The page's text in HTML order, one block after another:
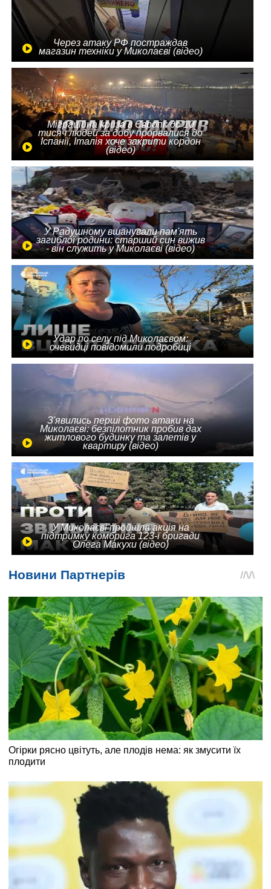
Через атаку РФ постраждав
магазин техніки у Миколаєві (відео)
Міграційна криза в Європі: до 10
тисяч людей за добу прорвалися до
Іспанії, Італія хоче закрити кордон
(відео)
У Радушному вшанували пам'ять
загиблої родини: старший син вижив
- він служить у Миколаєві (відео)
Удар по селу під Миколаєвом:
очевидці повідомили подробиці
З'явились перші фото атаки на
Миколаєві: безпілотник пробив дах
житлового будинку та залетів у
квартиру (відео)
У Миколаєві пройшла акція на
підтримку комбрига 123-ї бригади
Олега Макухи (відео)